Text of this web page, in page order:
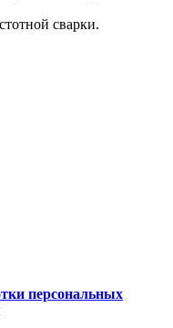
сварки.
персональных